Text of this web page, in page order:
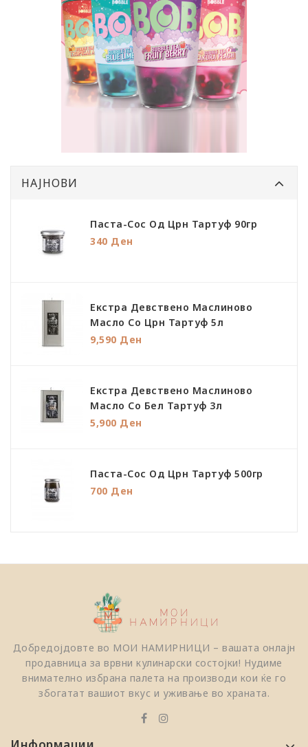
НАЈНОВИ
Паста-Сос Од Црн Тартуф 90гр
340 Ден
Екстра Девствено Маслиново
Масло Со Црн Тартуф 5л
9,590 Ден
Екстра Девствено Маслиново
Масло Со Бел Тартуф 3л
5,900 Ден
Паста-Сос Од Црн Тартуф 500гр
700 Ден
Добредојдовте во МОИ НАМИРНИЦИ – вашата онлајн
продавница за врвни кулинарски состојки! Нудиме
внимателно избрана палета на производи кои ќе го
збогатат вашиот вкус и уживање во храната.